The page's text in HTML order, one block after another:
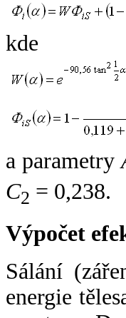
kde
a parametry
C2 = 0,238.
Výpočet
Sálání
energie